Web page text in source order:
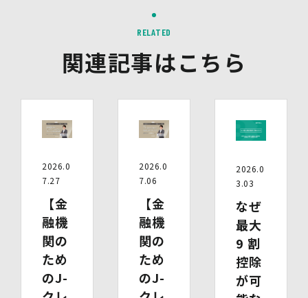
あります。第三者配信事業者が、これらの情報を広告配信
以外の目的で利用することはありません。
10.保有個人データの開示等
当社の保有個人データについて、利用目的の通知・開示・
の提供の停止及び第三者提供記録の開示（以下「開示等」
らのお申し出であることを確認した上で対応いたします。
もし、ご希望の全部又は一部に応じられない場合はその理
また、当該お申し出によって取得した個人情報は、お申し
出に関する連絡・事務手続に必要な範囲でのみ利用しま
(1)開示等の求めのお申し出先
当社は、開示等の依頼を受け、当該依頼が個人情報保護法
に定める要件を満たす場合には、当社の定める手続に従っ
て速やかに対応します。
開示等のお求めについては、以下のお問い合わせ窓口まで
お申し出ください。
RELATED
関連記事はこちら
2026.0
7.27
【金
融機
関の
ため
のJ-
2026.0
7.06
【金
融機
関の
ため
のJ-
2026.0
3.03
なぜ
最大
9 割
控除
が可